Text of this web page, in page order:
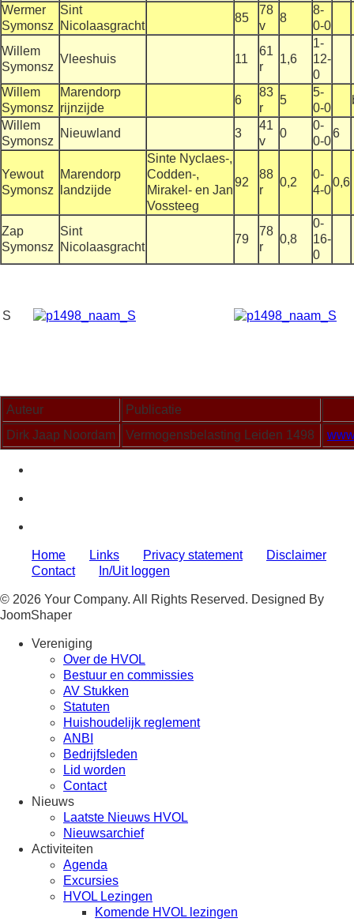
Wermer
Symonsz
Sint
Nicolaasgracht
85
78
v
8
8-
0-0
Willem
Symonsz
Vleeshuis 11
61
r
1,6
1-
12-
0
Willem
Symonsz
Marendorp
rijnzijde
6
83
r
5
5-
0-0
Willem
Symonsz
Nieuwland 3
41
v
0
0-
0-0
6
Yewout
Symonsz
Marendorp
landzijde
Sinte Nyclaes-,
Codden-,
Mirakel- en Jan
Vossteeg
92
88
r
0,2
0-
4-0
0,6
Zap
Symonsz
Sint
Nicolaasgracht
79
78
r
0,8
0-
16-
0
S
Auteur
Publicatie
Dirk Jaap Noordam
Vermogensbelasting Leiden 1498
Home Links Privacy statement
Disclaimer
Contact
In/Uit loggen
© 2026 Your Company. All Rights Reserved. Designed By
JoomShaper
Vereniging
Over de HVOL
Bestuur en commissies
AV Stukken
Statuten
Huishoudelijk reglement
ANBI
Bedrijfsleden
Lid worden
Contact
Nieuws
Laatste Nieuws HVOL
Nieuwsarchief
Activiteiten
Agenda
Excursies
HVOL Lezingen
Komende HVOL lezingen